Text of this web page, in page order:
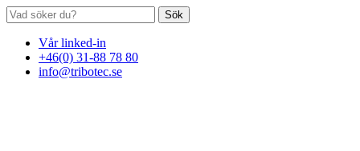
Sök
Vår linked-in
+46(0) 31-88 78 80
info@tribotec.se